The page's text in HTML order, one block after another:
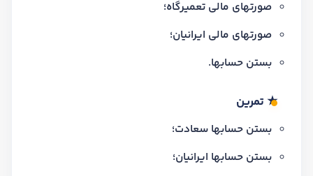
صورتهای مالی تعمیرگاه؛
صورتهای مالی ایرانیان؛
بستن حسابها.
★ تمرین
بستن حسابها سعادت؛
بستن حسابها ایرانیان؛